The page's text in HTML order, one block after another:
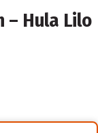
– Hula Lilo